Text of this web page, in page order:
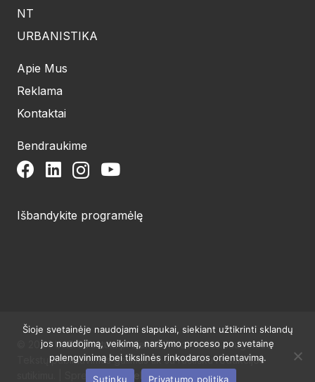
NT
URBANISTIKA
Apie Mus
Reklama
Kontaktai
Bendraukime
Išbandykite programėlę
© 2024 UAB Structum projektai. Visos teisės saugomos.
Tekstų publikavimas galimas tik su raštišku redakcijos
sutikimu. | Sprendimas:Websty
Šioje svetainėje naudojami slapukai, siekiant užtikrinti sklandų
jos naudojimą, veikimą, naršymo proceso po svetainę
palengvinimą bei tikslinės rinkodaros orientavimą.
Sutinku
Privatumo politika